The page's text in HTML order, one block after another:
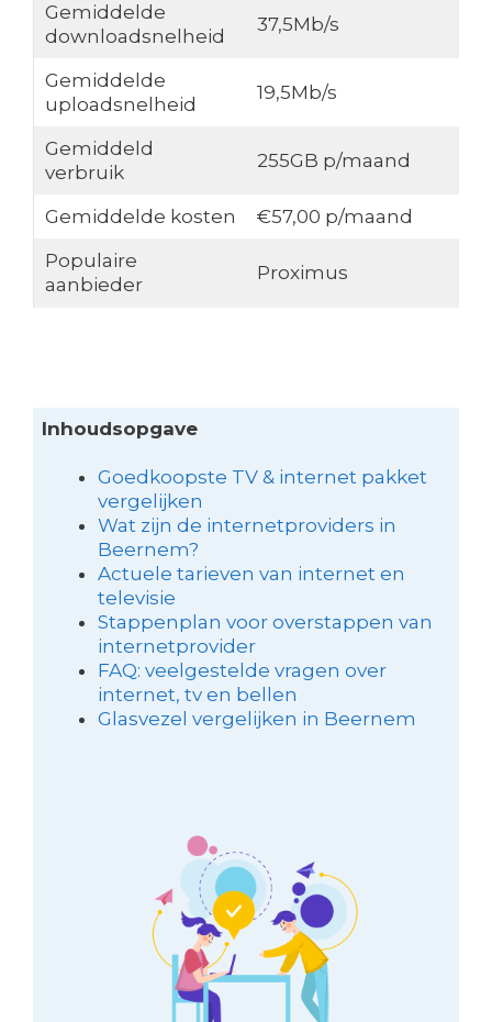
Gemiddelde
downloadsnelheid
37,5Mb/s
Gemiddelde
uploadsnelheid
19,5Mb/s
Gemiddeld
verbruik
255GB p/maand
Gemiddelde kosten
€57,00 p/maand
Populaire
aanbieder
Proximus
Inhoudsopgave
Goedkoopste TV & internet pakket
vergelijken
Wat zijn de internetproviders in
Beernem?
Actuele tarieven van internet en
televisie
Stappenplan voor overstappen van
internetprovider
FAQ: veelgestelde vragen over
internet, tv en bellen
Glasvezel vergelijken in Beernem